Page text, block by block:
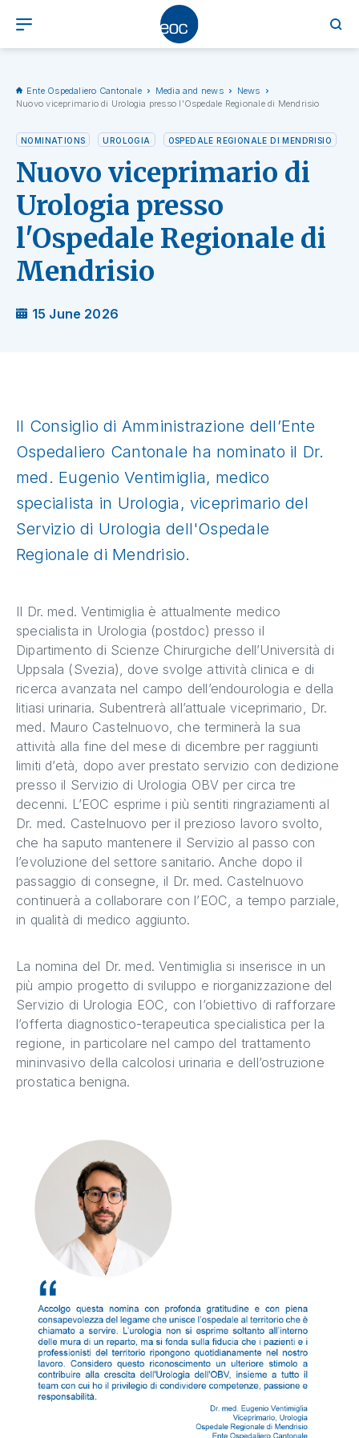
Ente Ospedaliero Cantonale Media and news
News
Nuovo viceprimario di Urologia presso l'Ospedale Regionale di Mendrisio
NOMINATIONS UROLOGIA OSPEDALE REGIONALE DI MENDRISIO
Nuovo viceprimario di
Urologia presso
l'Ospedale Regionale di
Mendrisio
15 June 2026
Il Consiglio di Amministrazione dell’Ente
Ospedaliero Cantonale ha nominato il Dr.
med. Eugenio Ventimiglia, medico
specialista in Urologia, viceprimario del
Servizio di Urologia dell'Ospedale
Regionale di Mendrisio.
Il Dr. med. Ventimiglia è attualmente medico
specialista in Urologia (postdoc) presso il
Dipartimento di Scienze Chirurgiche dell’Università di
Uppsala (Svezia), dove svolge attività clinica e di
ricerca avanzata nel campo dell’endourologia e della
litiasi urinaria. Subentrerà all’attuale viceprimario, Dr.
med. Mauro Castelnuovo, che terminerà la sua
attività alla fine del mese di dicembre per raggiunti
limiti d’età, dopo aver prestato servizio con dedizione
presso il Servizio di Urologia OBV per circa tre
decenni. L’EOC esprime i più sentiti ringraziamenti al
Dr. med. Castelnuovo per il prezioso lavoro svolto,
che ha saputo mantenere il Servizio al passo con
l’evoluzione del settore sanitario. Anche dopo il
passaggio di consegne, il Dr. med. Castelnuovo
continuerà a collaborare con l’EOC, a tempo parziale,
in qualità di medico aggiunto.
La nomina del Dr. med. Ventimiglia si inserisce in un
più ampio progetto di sviluppo e riorganizzazione del
Servizio di Urologia EOC, con l’obiettivo di rafforzare
l’offerta diagnostico-terapeutica specialistica per la
regione, in particolare nel campo del trattamento
mininvasivo della calcolosi urinaria e dell’ostruzione
prostatica benigna.